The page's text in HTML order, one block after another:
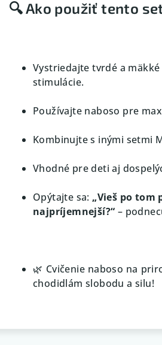
🔍 Ako použiť tento
Vystriedajte tvrdé a
stimulácie.
Používajte naboso pre
Kombinujte s inými setmi
Vhodné pre deti aj
Opýtajte sa: „Vieš po tom
najpríjemnejší?“ –
🌿 Cvičenie naboso na
chodidlám slobodu a silu!